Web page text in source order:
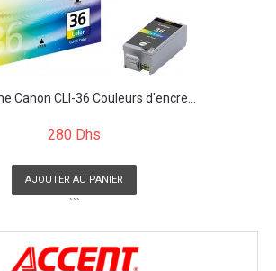
Canon CLI-36 Couleurs d'encre...
280 Dhs
AJOUTER AU PANIER
```